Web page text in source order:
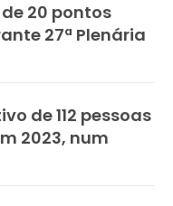
20 pontos
27ª Plenária
de 112 pessoas
2023, num